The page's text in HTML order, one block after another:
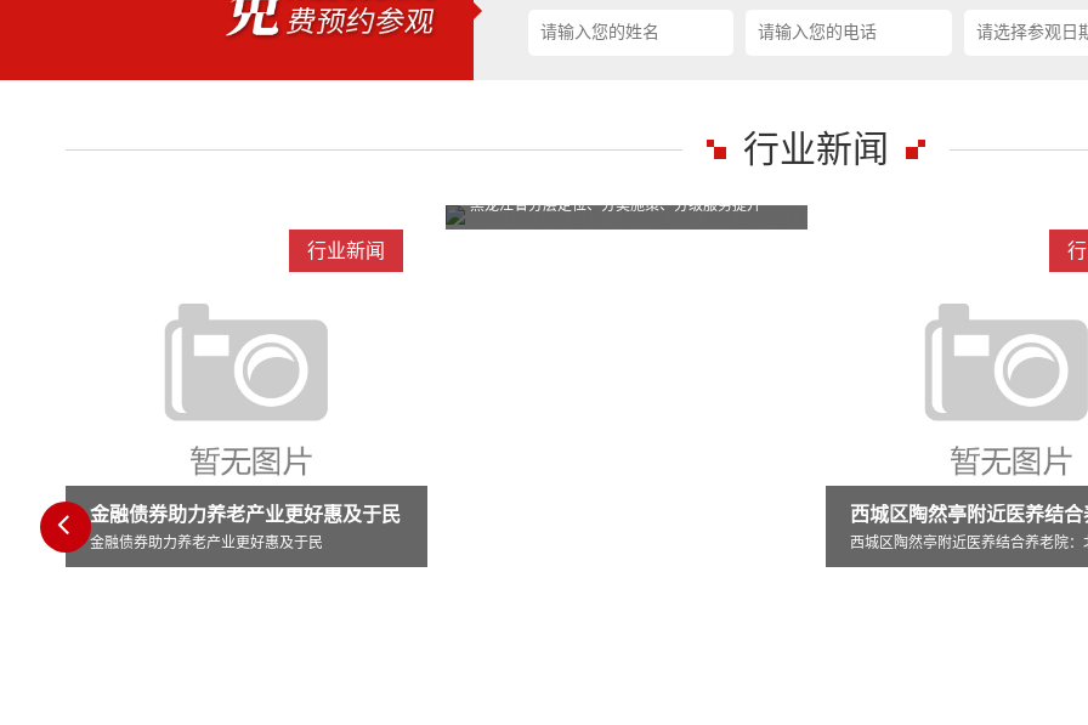
行业新闻
行业新闻
北京市怀柔区杨宋镇敬老院创新打造